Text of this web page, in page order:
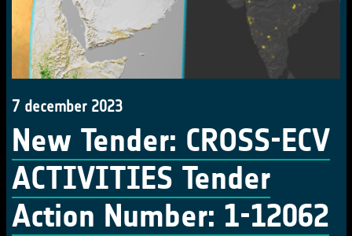
7 december 2023
New Tender: CROSS-ECV
ACTIVITIES Tender
Action Number: 1-12062